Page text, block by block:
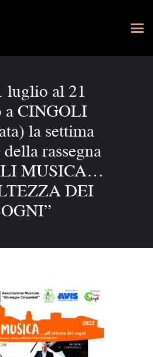
luglio al 21
a CINGOLI
la settima
rassegna
MUSICA…
DEI